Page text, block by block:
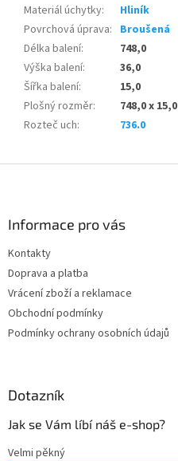
Materiál úchytky:
Hliník
Povrchová úprava: Broušená
Délka balení:
748,0
Výška balení:
36,0
Šířka balení:
15,0
Plošný rozměr:
748,0 x 15,0
Rozteč uch: 736.0
Informace pro vás
Kontakty
Doprava a platba
Vrácení zboží a reklamace
Obchodní podmínky
Podmínky ochrany osobních údajů
Dotazník
Jak se Vám líbí náš e-shop?
Velmi pěkný